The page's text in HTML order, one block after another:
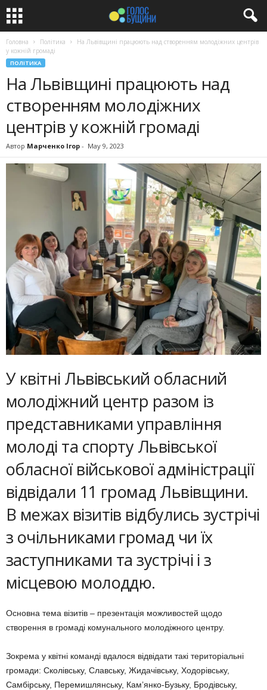
Головна Політика
На Львівщині працюють над створенням молодіжних центрів
у кожній громаді
ПОЛІТИКА
На Львівщині працюють над
створенням молодіжних
центрів у кожній громаді
Автор Марченко Ігор - May 9, 2023
У квітні Львівський обласний
молодіжний центр разом із
представниками управління
молоді та спорту Львівської
обласної військової адміністрації
відвідали 11 громад Львівщини.
В межах візитів відбулись зустрічі
з очільниками громад чи їх
заступниками та зустрічі і з
місцевою молоддю.
Основна тема візитів – презентація можливостей щодо
створення в громаді комунального молодіжного центру.
Зокрема у квітні команді вдалося відвідати такі територіальні
громади: Сколівську, Славську, Жидачівську, Ходорівську,
Самбірську, Перемишлянську, Кам’янко-Бузьку, Бродівську,